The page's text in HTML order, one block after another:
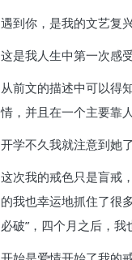
遇到你，是我的文艺复兴
这是我人生中第一次感
从前文的描述中可以得
情，并且在一个主要靠
开学不久我就注意到她
这次我的戒色只是盲戒
的我也幸运地抓住了很
必破”，四个月之后，我